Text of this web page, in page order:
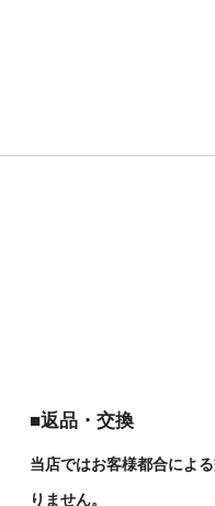
■返品・交換
当店ではお客様都合によ
りません。